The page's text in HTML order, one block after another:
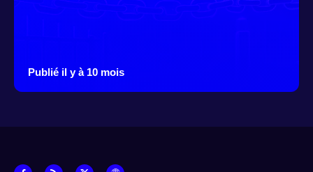
Publié il y à 10 mois